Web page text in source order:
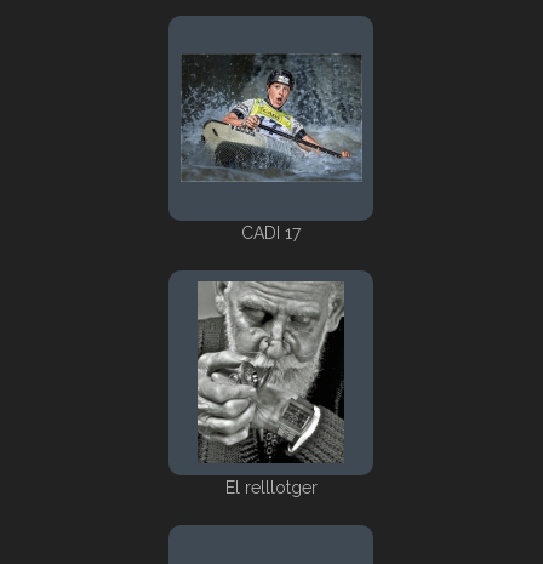
CADI 17
El relllotger